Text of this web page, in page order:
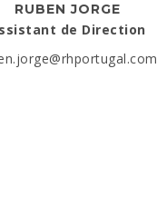
RUBEN JORGE
de Direction